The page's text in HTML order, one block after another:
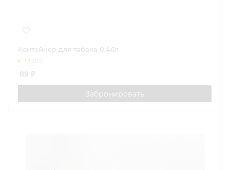
Контейнер для табака 0.46л
Мало
89 ₽
Забронировать